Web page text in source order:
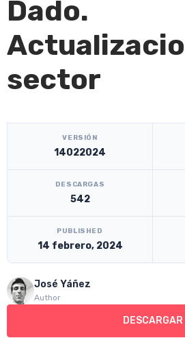
Dado.
sector
[video_player_1200x800]
VERSIÓN
14022024
DESCARGAS
542
PUBLISHED
14 febrero, 2024
José Yáñez
Author
DESCARGAR